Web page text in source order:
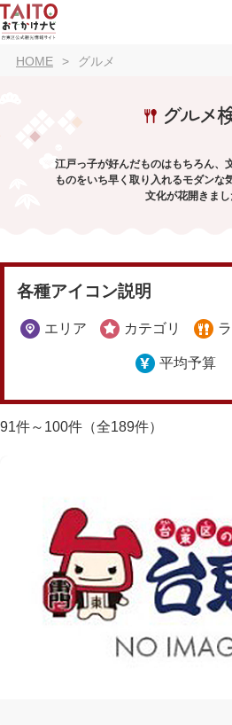
HOME グルメ
グルメ
江戸っ子が好んだものはもちろん、
ものをいち早く取り入れるモダンな
文化が花開きまし
各種アイコン説明
エリア カテゴリ
平均予算
91件～100件（全189件）